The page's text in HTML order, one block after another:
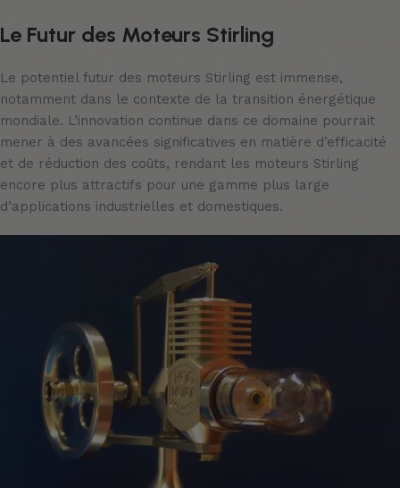
Le Futur des Moteurs Stirling
Le potentiel futur des moteurs Stirling est immense,
notamment dans le contexte de la transition énergétique
mondiale. L’innovation continue dans ce domaine pourrait
mener à des avancées significatives en matière d’efficacité
et de réduction des coûts, rendant les moteurs Stirling
encore plus attractifs pour une gamme plus large
d’applications industrielles et domestiques.